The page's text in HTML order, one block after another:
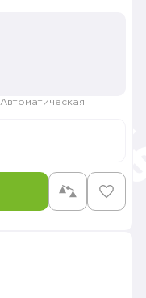
Автоматическая